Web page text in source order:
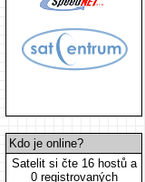
Kdo je online?
Satelit si čte 16 hostů a
0 registrovaných